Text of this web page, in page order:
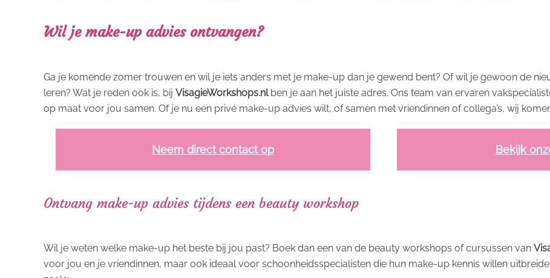
Wil je make-up advies ontvangen?
Ga je komende zomer trouwen en wil je iets anders met je make-up dan je gewend bent? Of wil je gewoon de
leren? Wat je reden ook is, bij VisagieWorkshops.nlben je aan het juiste adres. Ons team van ervaren
op maat voor jou samen. Of je nu een privé make-up advies wilt, of samen met vriendinnen of collega’s, wij
Neem direct contact op Bekijk
Ontvang make-up advies tijdens een beauty workshop
Wil je weten welke make-up het beste bij jou past? Boek dan een van de beauty workshops of cursussen van
voor jou en je vriendinnen, maar ook ideaal voor schoonheidsspecialisten die hun make-up kennis willen